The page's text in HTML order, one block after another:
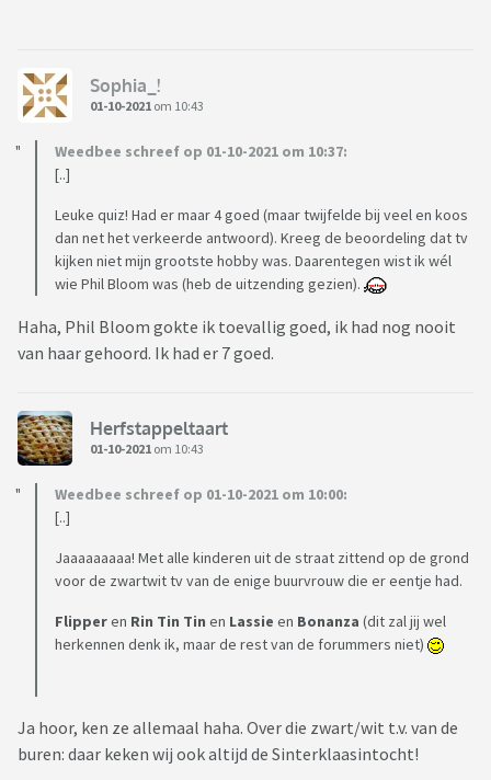
Sophia_!
01-10-2021 om 10:43
Weedbee schreef op 01-10-2021 om 10:37:
[..]
Leuke quiz! Had er maar 4 goed (maar twijfelde bij veel en koos
dan net het verkeerde antwoord). Kreeg de beoordeling dat tv
kijken niet mijn grootste hobby was. Daarentegen wist ik wél
wie Phil Bloom was (heb de uitzending gezien).
Haha, Phil Bloom gokte ik toevallig goed, ik had nog nooit
van haar gehoord. Ik had er 7 goed.
Herfstappeltaart
01-10-2021 om 10:43
Weedbee schreef op 01-10-2021 om 10:00:
[..]
Jaaaaaaaaa! Met alle kinderen uit de straat zittend op de grond
voor de zwartwit tv van de enige buurvrouw die er eentje had.
Flipperen Rin Tin Tin en Lassie en Bonanza (dit zal jij wel
herkennen denk ik, maar de rest van de forummers niet)
Ja hoor, ken ze allemaal haha. Over die zwart/wit t.v. van de
buren: daar keken wij ook altijd de Sinterklaasintocht!